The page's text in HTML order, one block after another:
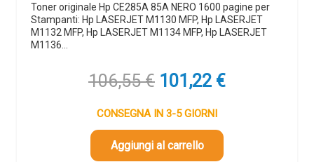
Toner originale Hp CE285A 85A NERO 1600 pagine per
Stampanti: Hp LASERJET M1130 MFP, Hp LASERJET
M1132 MFP, Hp LASERJET M1134 MFP, Hp LASERJET
M1136…
106,55€ Il
originale
era:
106,55 €.
101,22 €Il
CONSEGNA IN 3-5 GIORNI
Aggiungi al carrello